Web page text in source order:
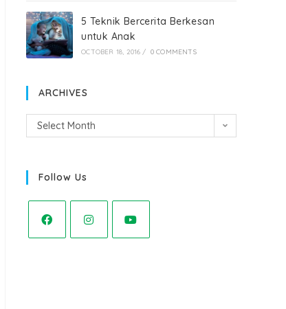
5 Teknik Bercerita Berkesan
untuk Anak
OCTOBER 18, 2016 / 0 COMMENTS
ARCHIVES
Select Month
Follow Us